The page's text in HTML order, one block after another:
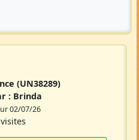
(UN38289)
: Brinda
02/07/26